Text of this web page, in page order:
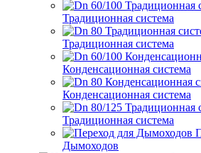
Традиционная система
Традиционная система
Конденсационная система
Конденсационная система
Традиционная система
Дымоходов